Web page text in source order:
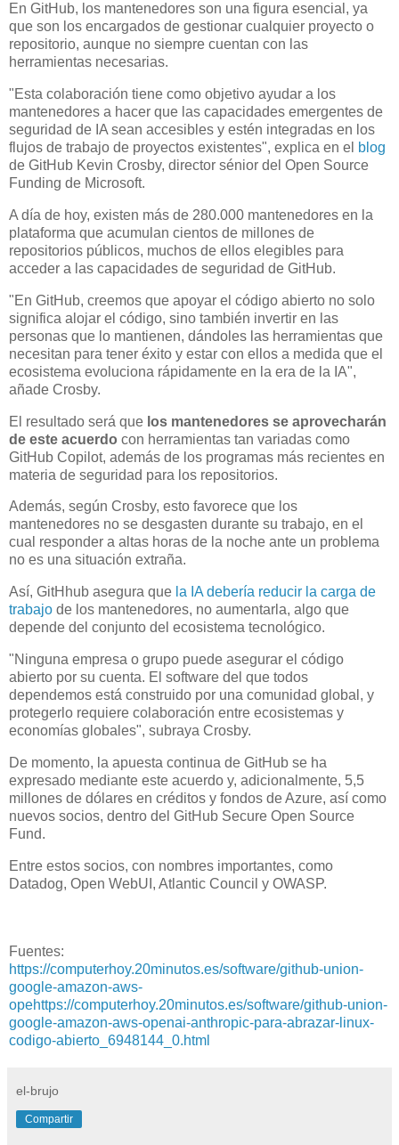
En GitHub, los mantenedores son una figura esencial, ya
que son los encargados de gestionar cualquier proyecto o
repositorio, aunque no siempre cuentan con las
herramientas necesarias.
"Esta colaboración tiene como objetivo ayudar a los
mantenedores a hacer que las capacidades emergentes de
seguridad de IA sean accesibles y estén integradas en los
flujos de trabajo de proyectos existentes", explica en el blog
de GitHub Kevin Crosby, director sénior del Open Source
Funding de Microsoft.
A día de hoy, existen más de 280.000 mantenedores en la
plataforma que acumulan cientos de millones de
repositorios públicos, muchos de ellos elegibles para
acceder a las capacidades de seguridad de GitHub.
"En GitHub, creemos que apoyar el código abierto no solo
significa alojar el código, sino también invertir en las
personas que lo mantienen, dándoles las herramientas que
necesitan para tener éxito y estar con ellos a medida que el
ecosistema evoluciona rápidamente en la era de la IA",
añade Crosby.
El resultado será que los mantenedores se aprovecharán
de este acuerdo con herramientas tan variadas como
GitHub Copilot, además de los programas más recientes en
materia de seguridad para los repositorios.
Además, según Crosby, esto favorece que los
mantenedores no se desgasten durante su trabajo, en el
cual responder a altas horas de la noche ante un problema
no es una situación extraña.
Así, GitHhub asegura que la IA debería reducir la carga de
trabajo de los mantenedores, no aumentarla, algo que
depende del conjunto del ecosistema tecnológico.
"Ninguna empresa o grupo puede asegurar el código
abierto por su cuenta. El software del que todos
dependemos está construido por una comunidad global, y
protegerlo requiere colaboración entre ecosistemas y
economías globales", subraya Crosby.
De momento, la apuesta continua de GitHub se ha
expresado mediante este acuerdo y, adicionalmente, 5,5
millones de dólares en créditos y fondos de Azure, así como
nuevos socios, dentro del GitHub Secure Open Source
Fund.
Entre estos socios, con nombres importantes, como
Datadog, Open WebUI, Atlantic Council y OWASP.
Fuentes:
https://computerhoy.20minutos.es/software/github-union-
google-amazon-aws-
opehttps://computerhoy.20minutos.es/software/github-union-
google-amazon-aws-openai-anthropic-para-abrazar-linux-
codigo-abierto_6948144_0.html
el-brujo
Compartir